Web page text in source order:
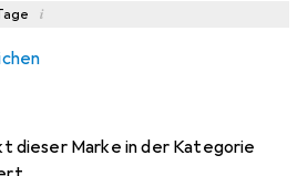
i
dieser Marke in der Kategorie